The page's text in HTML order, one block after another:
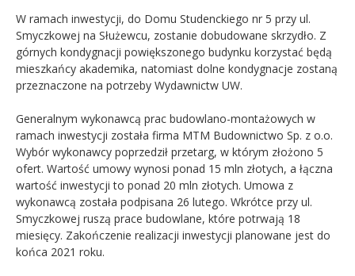
W ramach inwestycji, do Domu Studenckiego nr 5 przy ul.
Smyczkowej na Służewcu, zostanie dobudowane skrzydło. Z
górnych kondygnacji powiększonego budynku korzystać będą
mieszkańcy akademika, natomiast dolne kondygnacje zostaną
przeznaczone na potrzeby Wydawnictw UW.
Generalnym wykonawcą prac budowlano-montażowych w
ramach inwestycji została firma MTM Budownictwo Sp. z o.o.
Wybór wykonawcy poprzedził przetarg, w którym złożono 5
ofert. Wartość umowy wynosi ponad 15 mln złotych, a łączna
wartość inwestycji to ponad 20 mln złotych. Umowa z
wykonawcą została podpisana 26 lutego. Wkrótce przy ul.
Smyczkowej ruszą prace budowlane, które potrwają 18
miesięcy. Zakończenie realizacji inwestycji planowane jest do
końca 2021 roku.